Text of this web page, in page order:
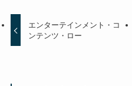
エンターテインメント・コ
ンテンツ・ロー